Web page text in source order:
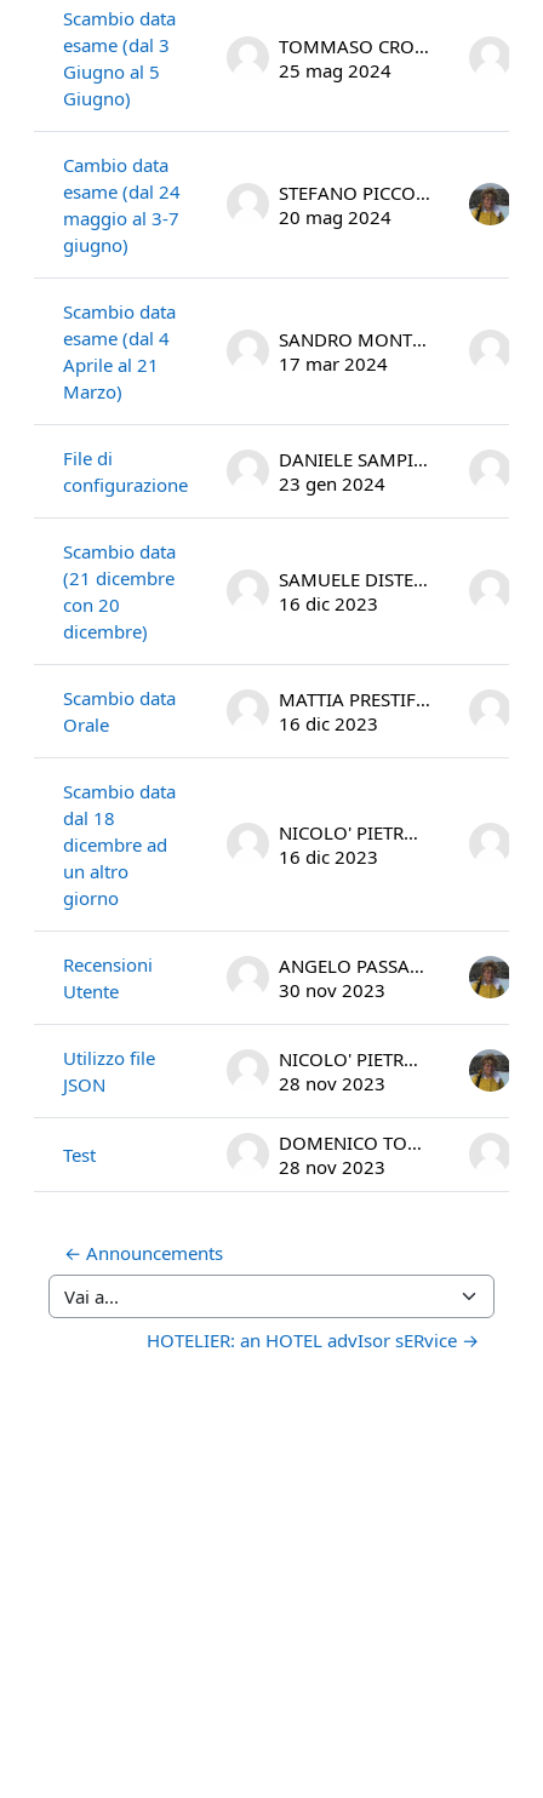
Scambio data
esame (dal 3
Giugno al 5
Giugno)
TOMMASO CROCETTI
25 mag 2024
Cambio data
esame (dal 24
maggio al 3-7
giugno)
STEFANO PICCOLI
20 mag 2024
Scambio data
esame (dal 4
Aprile al 21
Marzo)
SANDRO MONTESU
17 mar 2024
File di
configurazione
DANIELE SAMPIETRO
23 gen 2024
Scambio data
(21 dicembre
con 20
dicembre)
SAMUELE DISTEFANO
16 dic 2023
Scambio data
Orale
MATTIA PRESTIFILIPPO COLOMBRINO
16 dic 2023
Scambio data
dal 18
dicembre ad
un altro
giorno
NICOLO' PIETRO OGGIANO
16 dic 2023
Recensioni
Utente
ANGELO PASSARELLI
30 nov 2023
Utilizzo file
JSON
NICOLO' PIETRO OGGIANO
28 nov 2023
Test
DOMENICO TORTOLA
28 nov 2023
← Announcements
Vai a...
HOTELIER: an HOTEL advIsor sERvice →